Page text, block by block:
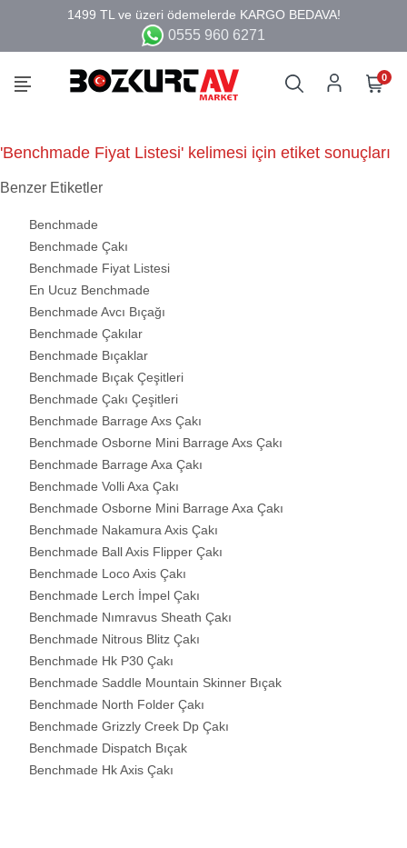
0555 960 6271
0
'Benchmade Fiyat Listesi' kelimesi için etiket sonuçları
Benzer Etiketler
Benchmade
Benchmade Çakı
Benchmade Fiyat Listesi
En Ucuz Benchmade
Benchmade Avcı Bıçağı
Benchmade Çakılar
Benchmade Bıçaklar
Benchmade Bıçak Çeşitleri
Benchmade Çakı Çeşitleri
Benchmade Barrage Axs Çakı
Benchmade Osborne Mini Barrage Axs Çakı
Benchmade Barrage Axa Çakı
Benchmade Volli Axa Çakı
Benchmade Osborne Mini Barrage Axa Çakı
Benchmade Nakamura Axis Çakı
Benchmade Ball Axis Flipper Çakı
Benchmade Loco Axis Çakı
Benchmade Lerch İmpel Çakı
Benchmade Nımravus Sheath Çakı
Benchmade Nitrous Blitz Çakı
Benchmade Hk P30 Çakı
Benchmade Saddle Mountain Skinner Bıçak
Benchmade North Folder Çakı
Benchmade Grizzly Creek Dp Çakı
Benchmade Dispatch Bıçak
Benchmade Hk Axis Çakı